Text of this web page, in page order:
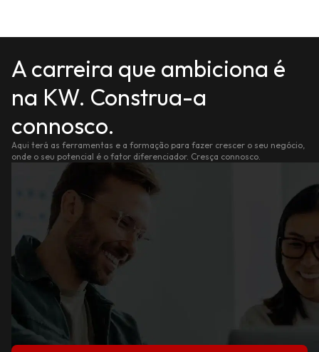
A carreira que ambiciona é
na KW. Construa-a
connosco.
Aqui terá as ferramentas e a formação para fazer crescer o seu negócio,
onde o seu potencial é o fator diferenciador. Cresça connosco.